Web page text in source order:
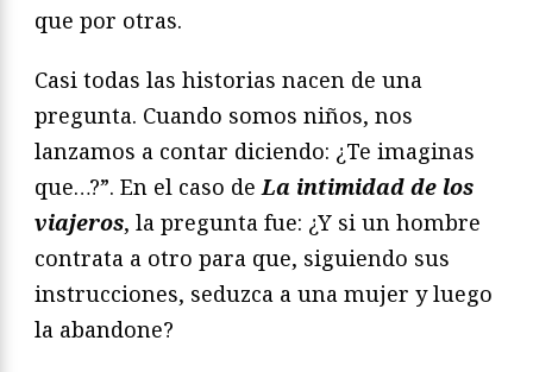
que por otras.
Casi todas las historias nacen de una
pregunta. Cuando somos niños, nos
lanzamos a contar diciendo: ¿Te imaginas
que…?”. En el caso de La intimidad de los
viajeros, la pregunta fue: ¿Y si un hombre
contrata a otro para que, siguiendo sus
instrucciones, seduzca a una mujer y luego
la abandone?